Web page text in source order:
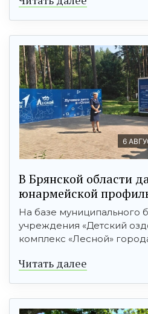
6
В Брянской области
юнармейской
На базе муниципального
учреждения «Детский
комплекс «Лесной»
Читать далее